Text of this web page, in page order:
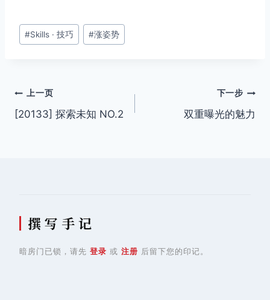
文
章
#Skills · 技巧 #涨姿势
文
章
上一页
[20133] 探索未知 NO.2
下一步
双重曝光的魅力
撰 写 手 记
暗房门已锁，请先 登录 或 注册 后留下您的印记。